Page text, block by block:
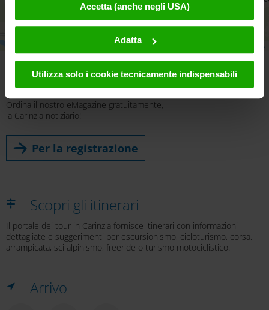
causa di ordinanze corrispondenti nei confronti di fornitori
terzi (ad es. Google, Meta) e che non sussistano misure
legali efficaci per fare opposizione. Facendo clic su
"Accetta", l'utente accetta che i cookie possano essere
Questi dati verranno trasmessi solo in forma
eventuale successiva disattivazione sono disponibili
Accetta (anche negli USA)
Adatta
Utilizza solo i cookie tecnicamente indispensabili
Leaflet|© OpenMapTiles © OpenStreetMap contributors
Notiziario
Ordina il nostro eMagazine gratuitamente,
la Carinzia notiziario!
Per la registrazione
Scopri gli itinerari
Il portale dei tour in Carinzia fornisce itinerari con informazioni
dettagliate e suggerimenti per escursionismo, cicloturismo, corsa,
arrampicata, sci alpinismo, freeride o turismo motociclistico.
Arrivo